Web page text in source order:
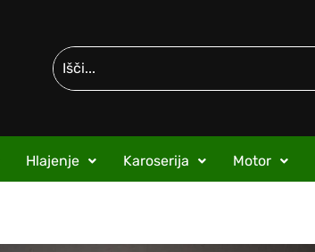
Hlajenje Karoserija Motor